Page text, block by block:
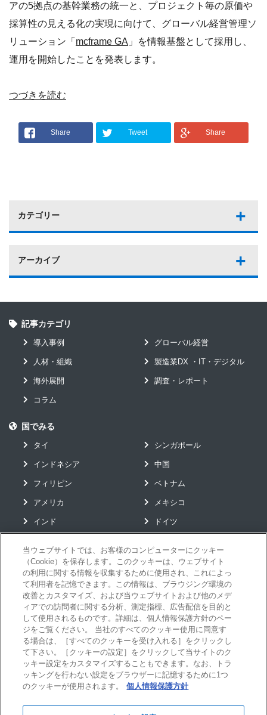
アの5拠点の基幹業務の統一と、プロジェクト毎の原価や
採算性の見える化の実現に向けて、グローバル経営管理ソ
リューション「 mcframe GA 」を情報基盤として採用し、
運用を開始したことを発表します。
つづきを読む
Share Tweet Share
カテゴリー
アーカイブ
記事カテゴリ
導入事例 グローバル経営
人材・組織 製造業DX ・IT・デジタル
海外展開 調査・レポート
コラム
国でみる
タイ シンガポール
インドネシア 中国
フィリピン ベトナム
アメリカ メキシコ
インド ドイツ
グローバルソリューション
お役立ちコンテンツ
イベント
ニュース
お問い合わせ
メールマガジン購読
会社情報
当ウェブサイトでは、お客様のコンピューターにクッキー
（Cookie）を保存します。このクッキーは、ウェブサイト
の利用に関する情報を収集するために使用され、これによっ
て利用者を記憶できます。この情報は、ブラウジング環境の
改善とカスタマイズ、および当ウェブサイトおよび他のメデ
ィアでの訪問者に関する分析、測定指標、広告配信を目的と
して使用されるものです。詳細は、個人情報保護方針のペー
ジをご覧ください。 当社のすべてのクッキー使用に同意す
る場合は、［すべてのクッキーを受け入れる］をクリックし
て下さい。［クッキーの設定］をクリックして当サイトのク
ッキー設定をカスタマイズすることもできます。なお、トラ
ッキングを行わない設定をブラウザーに記憶するために1つ
のクッキーが使用されます。
個人情報保護方針